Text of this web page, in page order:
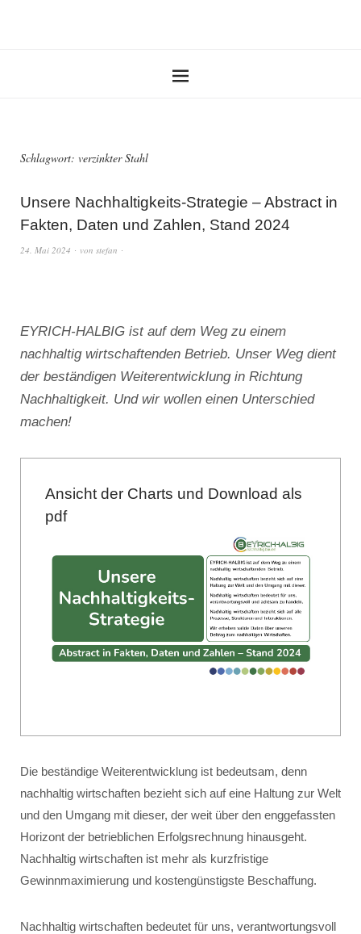
Schlagwort: verzinkter Stahl
Unsere Nachhaltigkeits-Strategie – Abstract in
Fakten, Daten und Zahlen, Stand 2024
24. Mai 2024 von stefan
EYRICH-HALBIG ist auf dem Weg zu einem
nachhaltig wirtschaftenden Betrieb. Unser Weg dient
der beständigen Weiterentwicklung in Richtung
Nachhaltigkeit. Und wir wollen einen Unterschied
machen!
Ansicht der Charts und Download als
pdf
Die beständige Weiterentwicklung ist bedeutsam, denn
nachhaltig wirtschaften bezieht sich auf eine Haltung zur Welt
und den Umgang mit dieser, der weit über den enggefassten
Horizont der betrieblichen Erfolgsrechnung hinausgeht.
Nachhaltig wirtschaften ist mehr als kurzfristige
Gewinnmaximierung und kostengünstigste Beschaffung.
Nachhaltig wirtschaften bedeutet für uns, verantwortungsvoll